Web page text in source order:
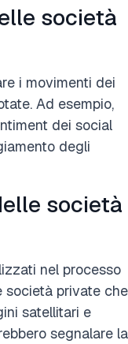
società
i movimenti dei
Ad esempio,
dei social
degli
società
nel processo
società private che
satellitari e
segnalare la